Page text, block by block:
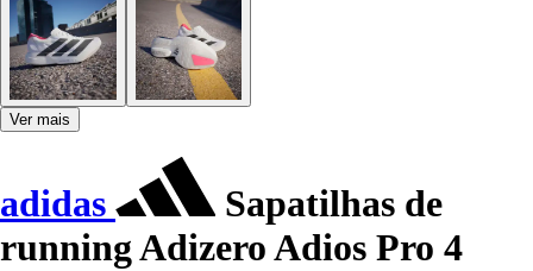
Ver mais
adidas
Sapatilhas de
running Adizero Adios Pro 4